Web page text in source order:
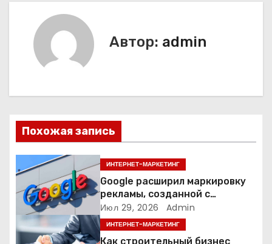
ц
и
я
п
о
Автор: admin
Похожая запись
ИНТЕРНЕТ-МАРКЕТИНГ
Google расширил маркировку
рекламы, созданной с
помощью искусственного
интеллекта
Июл 29, 2026 Admin
ИНТЕРНЕТ-МАРКЕТИНГ
Как строительный бизнес